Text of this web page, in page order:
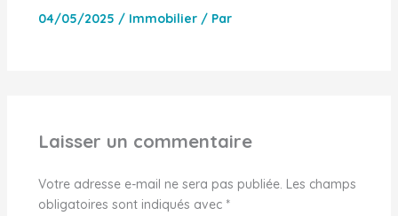
04/05/2025 / Immobilier/ Par
Laisser un commentaire
Votre adresse e-mail ne sera pas publiée. Les champs
obligatoires sont indiqués avec *